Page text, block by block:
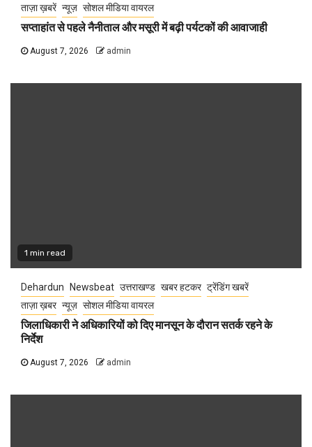
ताज़ा ख़बरें न्यूज़ सोशल मीडिया वायरल
सप्ताहांत से पहले नैनीताल और मसूरी में बढ़ी पर्यटकों की आवाजाही
August 7, 2026 admin
1 min read
Dehardun Newsbeat उत्तराखण्ड खबर हटकर ट्रेंडिंग खबरें
ताज़ा ख़बर न्यूज़ सोशल मीडिया वायरल
जिलाधिकारी ने अधिकारियों को दिए मानसून के दौरान सतर्क रहने के
निर्देश
August 7, 2026 admin